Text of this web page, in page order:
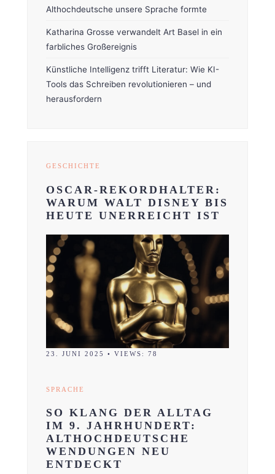
Althochdeutsche unsere Sprache formte
Katharina Grosse verwandelt Art Basel in ein
farbliches Großereignis
Künstliche Intelligenz trifft Literatur: Wie KI-
Tools das Schreiben revolutionieren – und
herausfordern
GESCHICHTE
OSCAR-REKORDHALTER:
WARUM WALT DISNEY BIS
HEUTE UNERREICHT IST
23. JUNI 2025 • VIEWS: 78
SPRACHE
SO KLANG DER ALLTAG
IM 9. JAHRHUNDERT:
ALTHOCHDEUTSCHE
WENDUNGEN NEU
ENTDECKT